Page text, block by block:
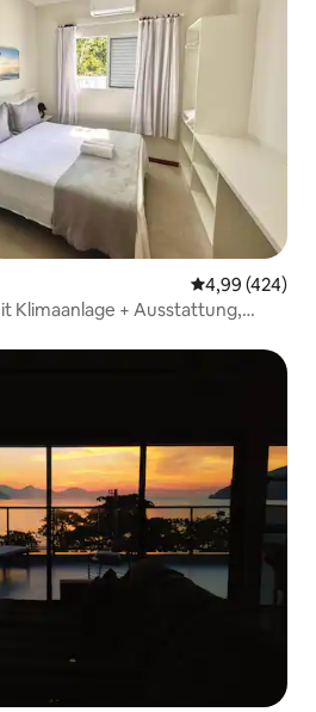
4,99 (424)
Klimaanlage + Ausstattung,